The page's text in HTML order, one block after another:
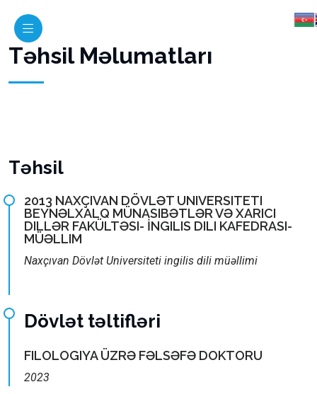
Təhsil Məlumatları
Təhsil
2013 NAXÇIVAN DÖVLƏT UNIVERSITETI
BEYNƏLXALQ MÜNASIBƏTLƏR VƏ XARICI
DILLƏR FAKÜLTƏSI- İNGILIS DILI KAFEDRASI-
MÜƏLLIM
Naxçıvan Dövlət Universiteti ingilis dili müəllimi
Dövlət təltifləri
FILOLOGIYA ÜZRƏ FƏLSƏFƏ DOKTORU
2023